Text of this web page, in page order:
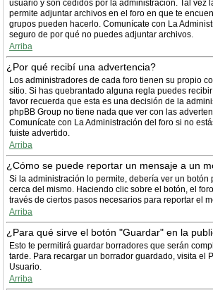
usuario y son cedidos por la administración. Tal vez
permite adjuntar archivos en el foro en que te
grupos pueden hacerlo. Comunícate con La
seguro de por qué no puedes adjuntar archivos.
Arriba
¿Por qué recibí una advertencia?
Los administradores de cada foro tienen su propio
sitio. Si has quebrantado alguna regla puedes
favor recuerda que esta es una decisión de la
phpBB Group no tiene nada que ver con las
Comunícate con La Administración del foro si no
fuiste advertido.
Arriba
¿Cómo se puede reportar un mensaje a un
Si la administración lo permite, debería ver un botón
cerca del mismo. Haciendo clic sobre el botón, el
través de ciertos pasos necesarios para reportar el
Arriba
¿Para qué sirve el botón "Guardar" en la
Esto te permitirá guardar borradores que serán
tarde. Para recargar un borrador guardado, visita el
Usuario.
Arriba